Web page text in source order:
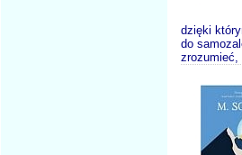
dzięki
do